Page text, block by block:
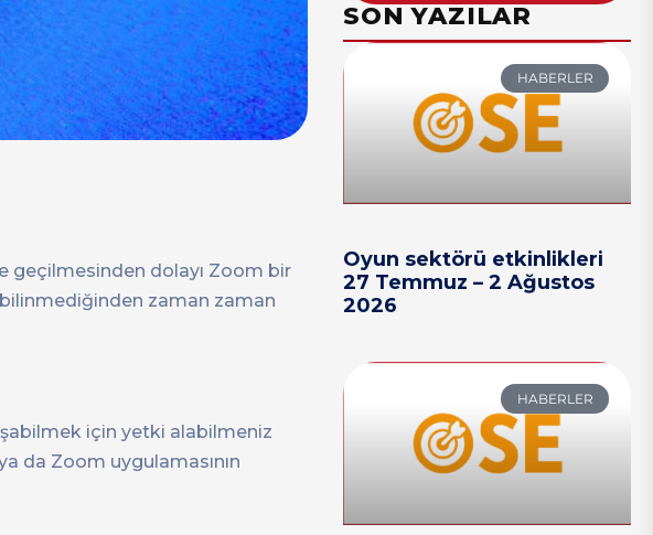
geçilmesinden dolayı Zoom bir
bilinmediğinden zaman zaman
için yetki alabilmeniz
da Zoom uygulamasının
SON YAZILAR
HABERLER
Oyun sektörü etkinlikleri
27 Temmuz – 2 Ağustos
2026
HABERLER